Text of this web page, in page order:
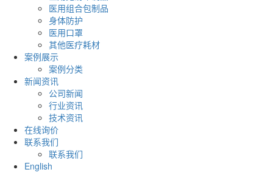
医用组合包制品
身体防护
医用口罩
其他医疗耗材
案例展示
案例分类
新闻资讯
公司新闻
行业资讯
技术资讯
在线询价
联系我们
联系我们
English